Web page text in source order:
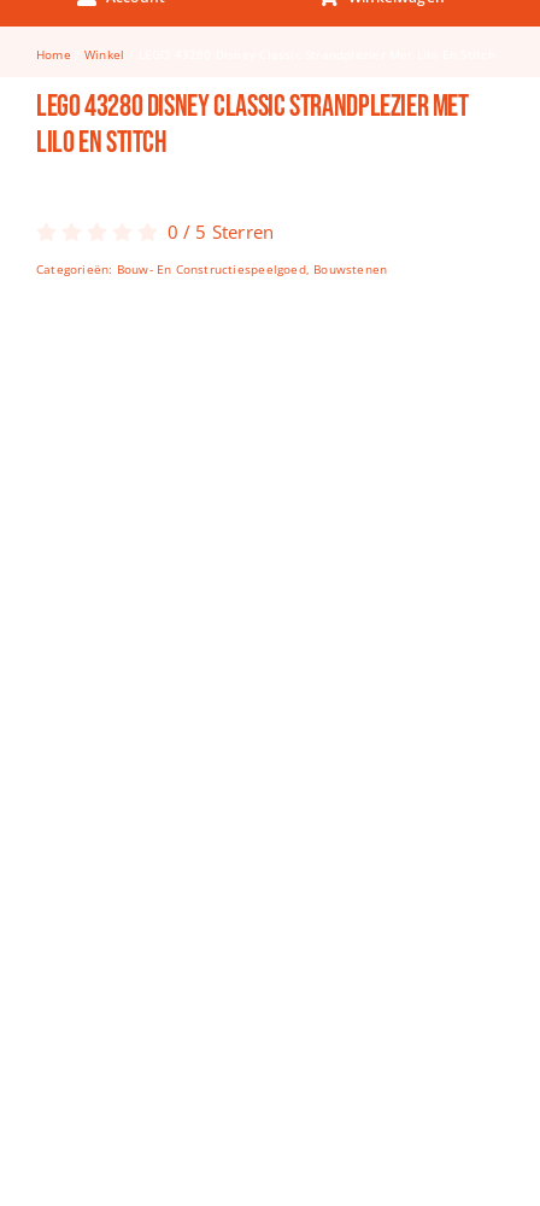
Keuken & Tafelen
Kinderfietsen
Knutselen
Puzzels
Home Winkel
LEGO 43280 Disney Classic Strandplezier Met
Lilo En Stitch
0 / 5 Sterren
Categorieën: Bouw- En Constructiespeelgoed, Bouwstenen